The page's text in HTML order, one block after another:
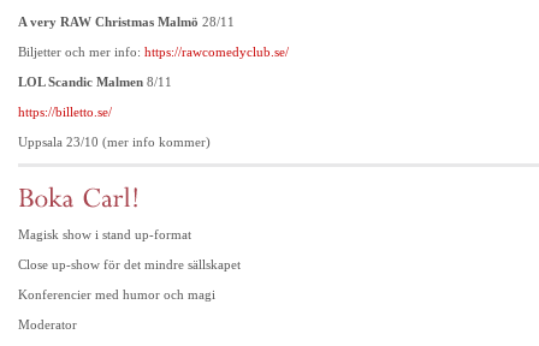
A very RAW Christmas Malmö 28/11
Biljetter och mer info: https://rawcomedyclub.se/
LOL Scandic Malmen 8/11
https://billetto.se/
Uppsala 23/10 (mer info kommer)
Magisk show i stand up-format
Close up-show för det mindre sällskapet
Konferencier med humor och magi
Moderator